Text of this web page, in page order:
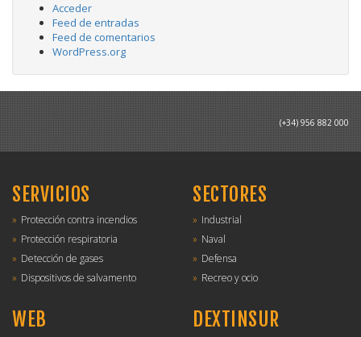
Acceder
Feed de entradas
Feed de comentarios
WordPress.org
(+34) 956 882 000
SERVICIOS
Protección contra incendios
Protección respiratoria
Detección de gases
Dispositivos de salvamento
SECTORES
Industrial
Naval
Defensa
Recreo y ocio
WEB DEXTINSUR